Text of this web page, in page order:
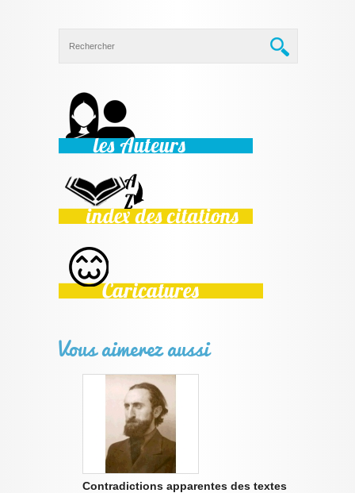
Vous aimerez aussi
Contradictions apparentes des textes